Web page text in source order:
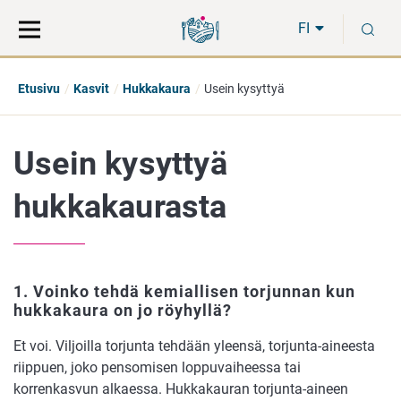
suoraan
sisältöön
koko
sivuston
FI
Etusivu Kasvit Hukkakaura Usein kysyttyä
Usein kysyttyä
hukkakaurasta
1. Voinko tehdä kemiallisen torjunnan kun
hukkakaura on jo röyhyllä?
Et voi. Viljoilla torjunta tehdään yleensä, torjunta-aineesta
riippuen, joko pensomisen loppuvaiheessa tai
korrenkasvun alkaessa. Hukkakauran torjunta-aineen